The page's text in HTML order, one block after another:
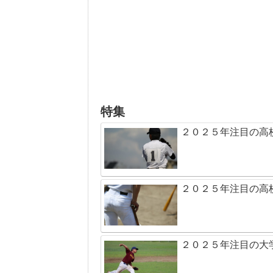
特集
２０２５年注目の
２０２５年注目の
２０２５年注目の